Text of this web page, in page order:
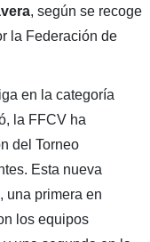
, según se recoge
la Federación de
en la categoría
la FFCV ha
del Torneo
Esta nueva
una primera en
los equipos